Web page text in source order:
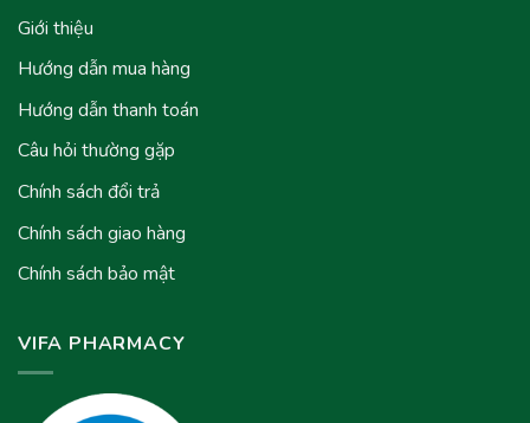
Giới thiệu
Hướng dẫn mua hàng
Hướng dẫn thanh toán
Câu hỏi thường gặp
Chính sách đổi trả
Chính sách giao hàng
Chính sách bảo mật
VIFA PHARMACY